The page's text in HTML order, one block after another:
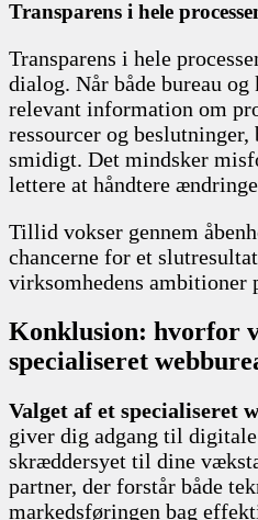
Transparens i hele
Transparens i hele
dialog. Når både bureau og
relevant information om
ressourcer og
smidigt. Det mindsker
lettere at håndtere
Tillid vokser gennem
chancerne for et
virksomhedens ambitioner
Konklusion: hvorfor
specialiseret
Valget af et specialiseret
giver dig adgang til
skræddersyet til dine
partner, der forstår både
markedsføringen bag